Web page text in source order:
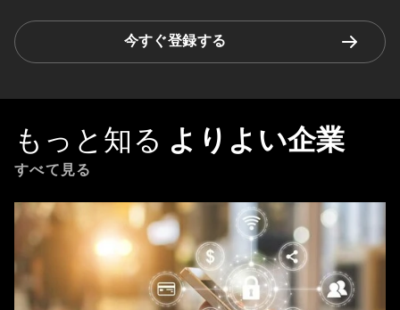
今すぐ登録する
もっと知る よりよい企業
すべて見る